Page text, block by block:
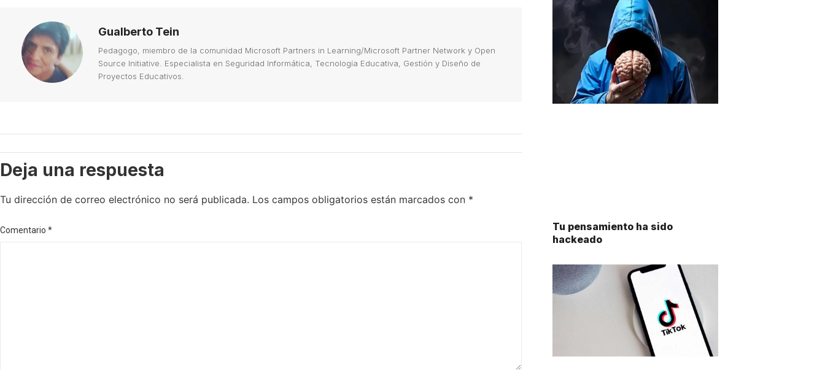
Gualberto Tein
Pedagogo, miembro de la comunidad Microsoft Partners in Learning/Microsoft Partner Network y Open
Source Initiative. Especialista en Seguridad Informática, Tecnología Educativa, Gestión y Diseño de
Proyectos Educativos.
Deja una respuesta
Tu dirección de correo electrónico no será publicada. Los campos obligatorios están marcados con *
Comentario *
Tu pensamiento ha sido
hackeado